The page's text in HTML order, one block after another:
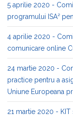
5 aprilie 2020 -
programului ISA²
4 aprilie 2020 -
comunicare online
24 martie 2020 -
practice pentru a
Uniune Europeana
21 martie 2020 - KIT